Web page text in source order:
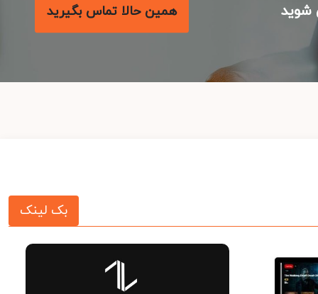
همین حالا تماس بگیرید
بک لینک